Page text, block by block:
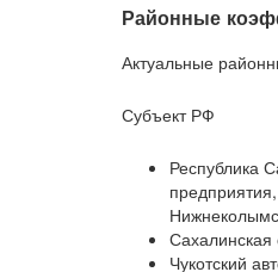
Районные
Актуальные
Субъект РФ
Республика
Чукотский